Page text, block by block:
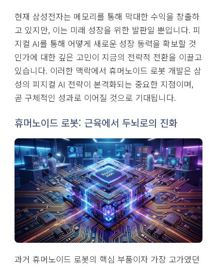
현재 삼성전자는 메모리를 통해 막대한 수익을 창출하
고 있지만, 이는 미래 성장을 위한 발판일 뿐입니다. 피
지컬 AI를 통해 어떻게 새로운 성장 동력을 확보할 것
인가에 대한 깊은 고민이 지금의 전략적 전환을 이끌고
있습니다. 이러한 맥락에서 휴머노이드 로봇 개발은 삼
성의 피지컬 AI 전략이 본격화되는 중요한 지점이며,
곧 구체적인 성과로 이어질 것으로 기대됩니다.
휴머노이드 로봇: 근육에서 두뇌로의 진화
과거 휴머노이드 로봇의 핵심 부품이자 가장 고가였던